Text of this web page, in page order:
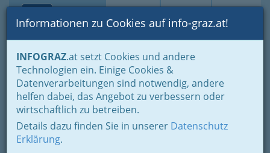
Suche Login Toggle
Informationen zu Cookies auf info-graz.at!
INFOGRAZ.at setzt Cookies und andere
Technologien ein. Einige Cookies &
Datenverarbeitungen sind notwendig, andere
helfen dabei, das Angebot zu verbessern oder
wirtschaftlich zu betreiben.
Details dazu finden Sie in unserer Datenschutz
Erklärung.
Home Branchen
Gewerbe, Handwerk, Banken
Information und Consulting
Technische Büros - Ingenieurbüros
Sonstige Fachgebiete Techn. Büros
Graßberger Karl Heinz Ing.
Andritzer Reichsstraße 18, 8045 Graz-Andritz
+43 316 694 680
+43 316 694 680